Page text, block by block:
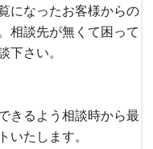
になったお客様からの
相談先が無くて困って
下さい。
きるよう相談時から最
いたします。